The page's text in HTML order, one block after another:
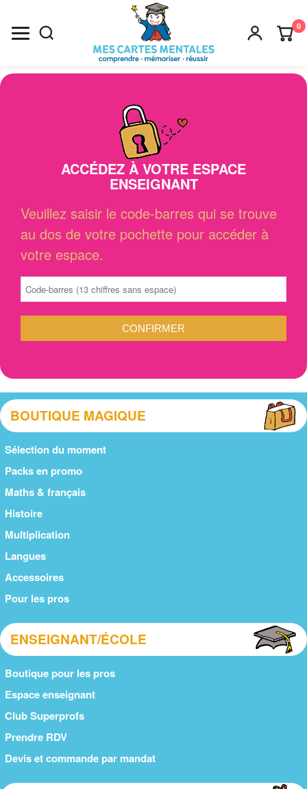
0
Recherche
ACCÉDEZ À VOTRE ESPACE
ENSEIGNANT
Veuillez saisir le code-barres qui se trouve
au dos de votre pochette pour accéder à
votre espace.
CONFIRMER
BOUTIQUE MAGIQUE
Sélection du moment
Packs en promo
Maths & français
Histoire
Multiplication
Langues
Accessoires
Pour les pros
ENSEIGNANT/ÉCOLE
Boutique pour les pros
Espace enseignant
Club Superprofs
Prendre RDV
Devis et commande par mandat